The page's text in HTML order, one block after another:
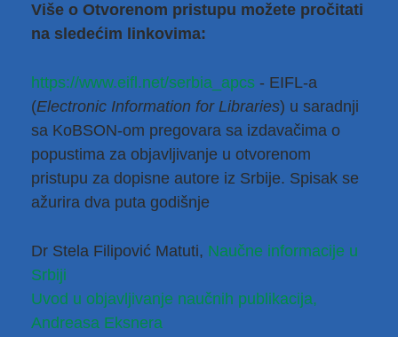
Više o Otvorenom pristupu možete pročitati
na sledećim linkovima:
https://www.eifl.net/serbia_apcs - EIFL-a
(Electronic Information for Libraries) u saradnji
sa KoBSON-om pregovara sa izdavačima o
popustima za objavljivanje u otvorenom
pristupu za dopisne autore iz Srbije. Spisak se
ažurira dva puta godišnje
Dr Stela Filipović Matuti, Naučne informacije u
Srbiji
Uvod u objavljivanje naučnih publikacija,
Andreasa Eksnera